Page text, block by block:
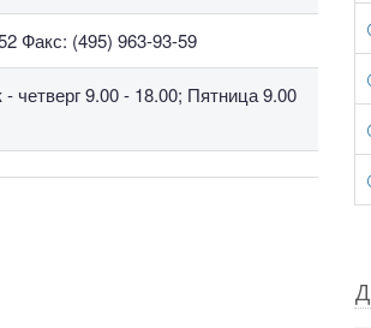
Факс: (495) 963-93-59
четверг 9.00 - 18.00; Пятница 9.00